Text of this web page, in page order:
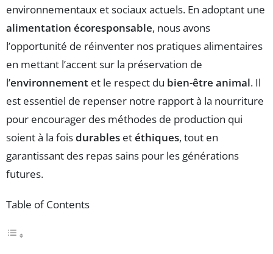
environnementaux et sociaux actuels. En adoptant une
alimentation écoresponsable, nous avons
l’opportunité de réinventer nos pratiques alimentaires
en mettant l’accent sur la préservation de
l’environnement et le respect du bien-être animal. Il
est essentiel de repenser notre rapport à la nourriture
pour encourager des méthodes de production qui
soient à la foisdurables etéthiques, tout en
garantissant des repas sains pour les générations
futures.
Table of Contents